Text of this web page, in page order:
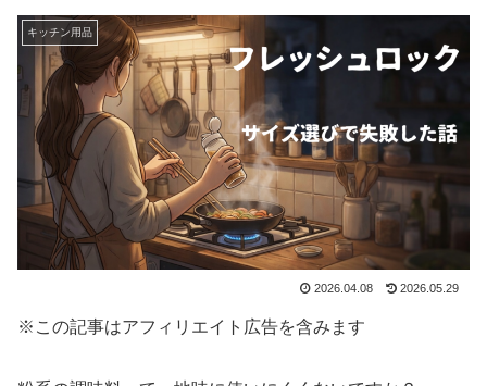
キッチン用品
2026.04.08 2026.05.29
※この記事はアフィリエイト広告を含みます